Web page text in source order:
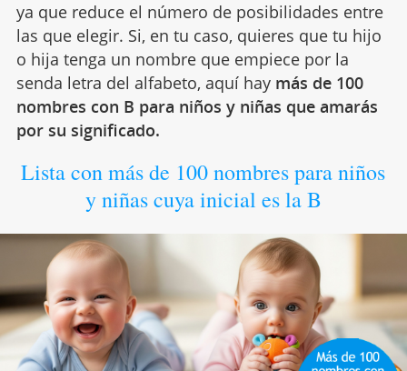
ya que reduce el número de posibilidades entre
las que elegir. Si, en tu caso, quieres que tu hijo
o hija tenga un nombre que empiece por la
senda letra del alfabeto, aquí hay más de 100
nombres con B para niños y niñas que amarás
por su significado.
Lista con más de 100 nombres para niños
y niñas cuya inicial es la B